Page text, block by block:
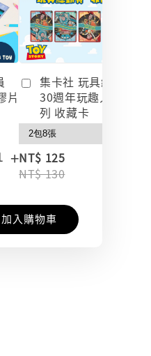
片
+
集卡社 玩具總動員
30週年玩趣人生系
列 收藏卡
NT$ 125
NT$ 130
加入購物車